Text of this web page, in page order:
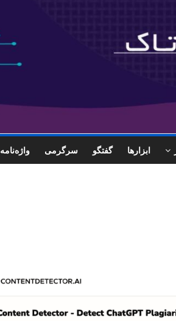
ابزارها گفتگو سرگرمی واژه‌نامه